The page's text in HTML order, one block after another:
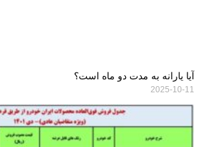
آیا یارانه به مدت دو ماه است؟
2025-10-11